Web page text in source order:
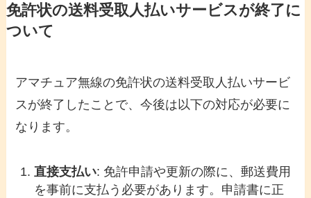
免許状の送料受取人払いサービスが終了に
ついて
アマチュア無線の免許状の送料受取人払いサービ
スが終了したことで、今後は以下の対応が必要に
なります。
直接支払い: 免許申請や更新の際に、郵送費用
を事前に支払う必要があります。申請書に正